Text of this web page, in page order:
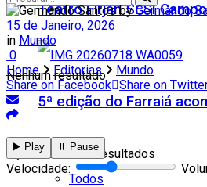
Teatro Firjan SESI
5ª edição do Farraiá
Cidades
Todos
Nenhum resultado
Ver todos os resultados
by Germando
15 de Janeiro, 2026
in Mundo
0
Home
Editorias
Mundo
Share on Facebook Share on
▶️ Play ⏸️ Pause
Velocidade: